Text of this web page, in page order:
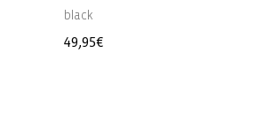
black
Precio
49,95€